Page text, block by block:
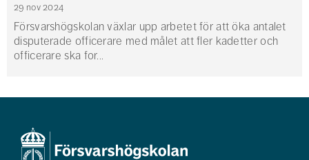
29 nov 2024
Försvarshögskolan växlar upp arbetet för att öka antalet
disputerade officerare med målet att fler kadetter och
officerare ska for...